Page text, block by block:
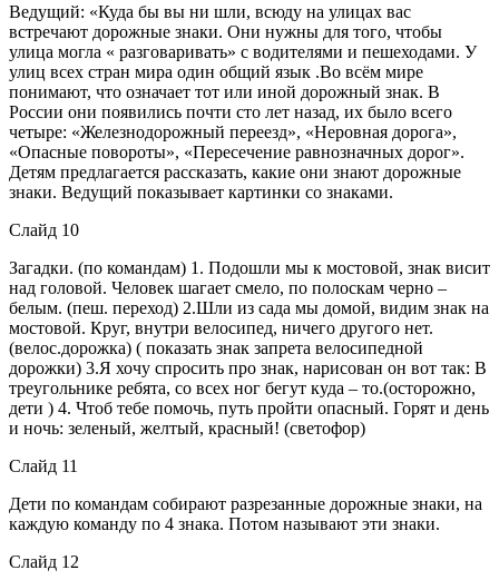
Ведущий: «Куда бы вы ни шли, всюду на улицах вас
встречают дорожные знаки. Они нужны для того, чтобы
улица могла « разговаривать» с водителями и пешеходами. У
улиц всех стран мира один общий язык .Во всём мире
понимают, что означает тот или иной дорожный знак. В
России они появились почти сто лет назад, их было всего
четыре: «Железнодорожный переезд», «Неровная дорога»,
«Опасные повороты», «Пересечение равнозначных дорог».
Детям предлагается рассказать, какие они знают дорожные
знаки. Ведущий показывает картинки со знаками.
Слайд 10
Загадки. (по командам) 1. Подошли мы к мостовой, знак висит
над головой. Человек шагает смело, по полоскам черно –
белым. (пеш. переход) 2.Шли из сада мы домой, видим знак на
мостовой. Круг, внутри велосипед, ничего другого нет.
(велос.дорожка) ( показать знак запрета велосипедной
дорожки) 3.Я хочу спросить про знак, нарисован он вот так: В
треугольнике ребята, со всех ног бегут куда – то.(осторожно,
дети ) 4. Чтоб тебе помочь, путь пройти опасный. Горят и день
и ночь: зеленый, желтый, красный! (светофор)
Слайд 11
Дети по командам собирают разрезанные дорожные знаки, на
каждую команду по 4 знака. Потом называют эти знаки.
Слайд 12